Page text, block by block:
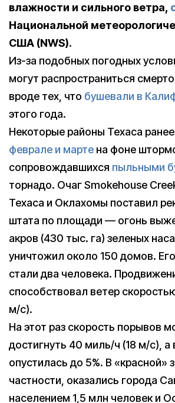
влажности и сильного ветра,
Национальной
США (NWS).
Из-за подобных погодных
могут распространиться
вроде тех, что бушевали в
этого года.
Некоторые районы Техаса ранее
феврале и марте на фоне
сопровождавшихся пыльными
торнадо. Очаг Smokehouse
Техаса и Оклахомы поставил
штата по площади — огонь
акров (430 тыс. га) зеленых
уничтожил около 150 домов.
стали два человека.
способствовал ветер
м/с).
На этот раз скорость порывов
достигнуть 40 миль/ч (18 м/с),
опустилась до 5%. В «красной»
частности, оказались города
населением 1,5 млн человек и